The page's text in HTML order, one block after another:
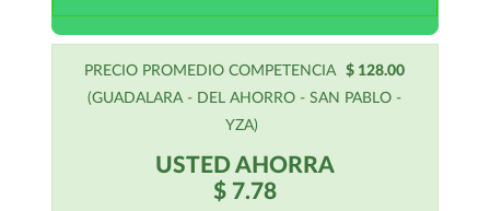
PRECIO PROMEDIO COMPETENCIA
$ 128.00
(GUADALARA - DEL AHORRO - SAN PABLO -
YZA)
USTED AHORRA
$ 7.78